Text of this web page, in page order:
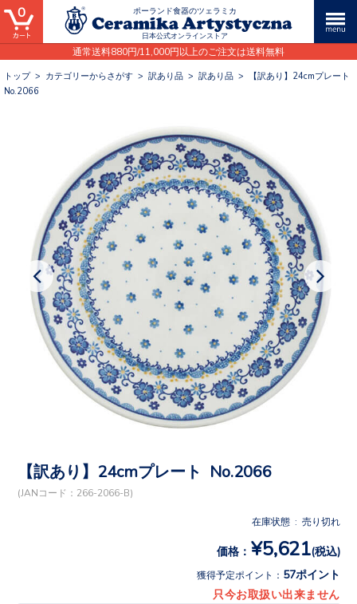
ポーランド食器のツェラミカ
日本公式オンラインストア
通常送料880円/11,000円以上のご注文は送料無料
0
トップ> カテゴリーからさがす > 訳あり品 > 訳あり品 >
【訳あり】24cmプレート
No.2066
【訳あり】24cmプレート No.2066
(JANコード：266-2066-B)
在庫状態 : 売り切れ
価格： ¥5,621 (税込)
獲得予定ポイント： 57ポイント
只今お取扱い出来ません